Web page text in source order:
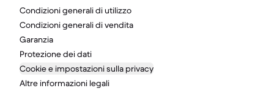
Condizioni generali di utilizzo
Condizioni generali di vendita
Garanzia
Protezione dei dati
Cookie e impostazioni sulla privacy
Altre informazioni legali